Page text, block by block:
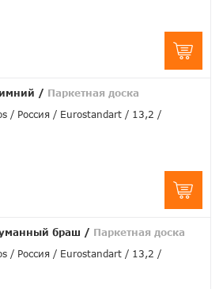
/ Паркетная доска
Россия Eurostandart 13,2
браш / Паркетная доска
Россия Eurostandart 13,2